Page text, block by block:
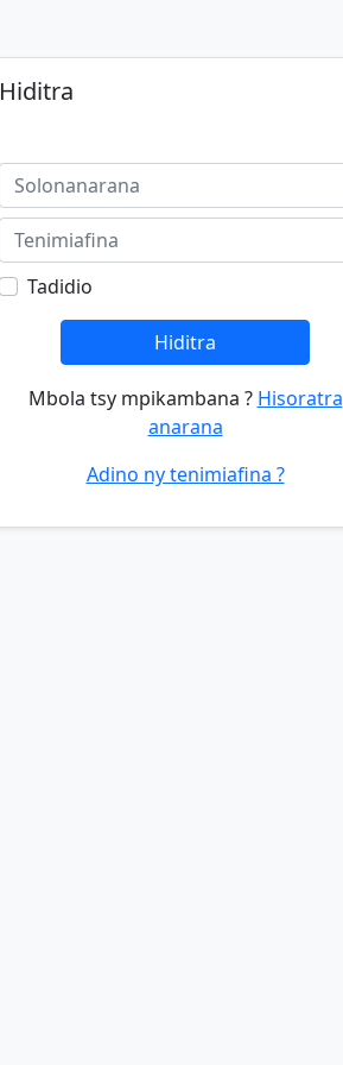
Hiditra
Tadidio
Hiditra
Mbola tsy mpikambana ? Hisoratra
anarana
Adino ny tenimiafina ?